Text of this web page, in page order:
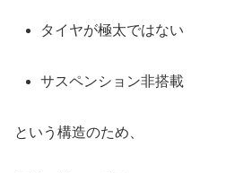
タイヤが極太ではない
サスペンション非搭載
という構造のため、